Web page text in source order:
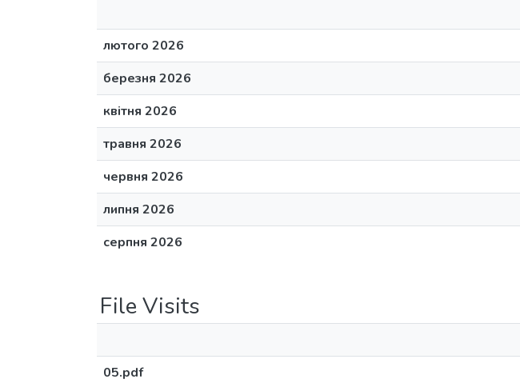
лютого 2026
березня 2026
квітня 2026
травня 2026
червня 2026
липня 2026
серпня 2026
File Visits
05.pdf